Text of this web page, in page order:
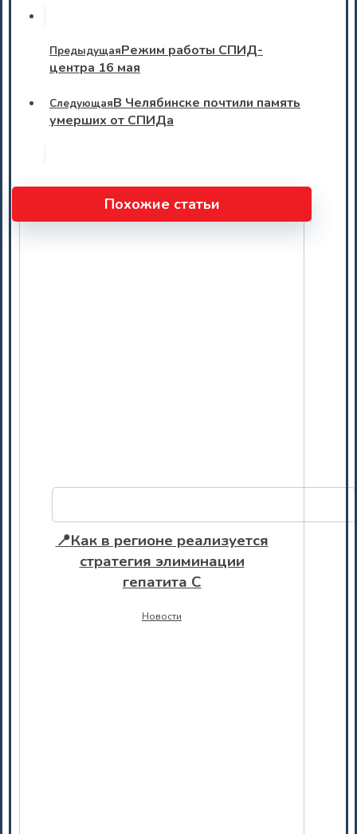
ПредыдущаяРежим работы СПИД-
центра 16 мая
СледующаяВ Челябинске почтили память
умерших от СПИДа
Похожие статьи
📍Как в регионе реализуется
стратегия элиминации
гепатита С
Новости